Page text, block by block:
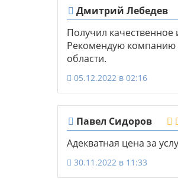
Дмитрий Лебедев
Получил
Рекомендую компанию
области.
05.12.2022 в 02:16
Павел Сидоров
Адекватная цена за
30.11.2022 в 11:33